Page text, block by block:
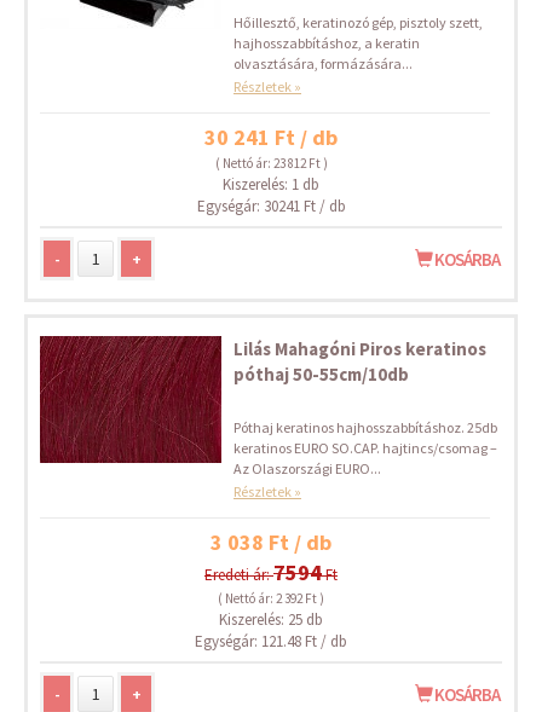
Hőillesztő, keratinozó gép, pisztoly szett,
hajhosszabbításhoz, a keratin
olvasztására, formázására...
Részletek »
30 241 Ft / db
( Nettó ár: 23 812 Ft )
Kiszerelés: 1 db
Egységár: 30241 Ft / db
- + KOSÁRBA
Lilás Mahagóni Piros keratinos
póthaj 50-55cm/10db
Póthaj keratinos hajhosszabbításhoz. 25db
keratinos EURO SO.CAP. hajtincs/csomag –
Az Olaszországi EURO...
Részletek »
3 038 Ft / db
Eredeti ár:7594Ft
( Nettó ár: 2 392 Ft )
Kiszerelés: 25 db
Egységár: 121.48 Ft / db
- + KOSÁRBA